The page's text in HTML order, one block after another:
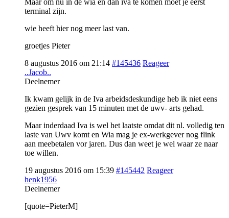
terminal zijn.
wie heeft hier nog meer last van.
groetjes Pieter
8 augustus 2016 om 21:14 #145436 Reageer
..Jacob..
Deelnemer
Ik kwam gelijk in de Iva arbeidsdeskundige heb ik niet eens
gezien gesprek van 15 minuten met de uwv- arts gehad.
Maar inderdaad Iva is wel het laatste omdat dit nl. volledig ten
laste van Uwv komt en Wia mag je ex-werkgever nog flink
aan meebetalen vor jaren. Dus dan weet je wel waar ze naar
toe willen.
19 augustus 2016 om 15:39 #145442 Reageer
henk1956
Deelnemer
[quote=PieterM]